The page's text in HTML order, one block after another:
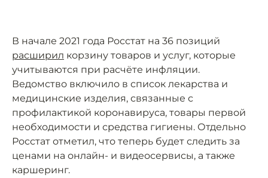
В начале 2021 года Росстат на 36 позиций
расширил корзину товаров и услуг, которые
учитываются при расчёте инфляции.
Ведомство включило в список лекарства и
медицинские изделия, связанные с
профилактикой коронавируса, товары первой
необходимости и средства гигиены. Отдельно
Росстат отметил, что теперь будет следить за
ценами на онлайн- и видеосервисы, а также
каршеринг.